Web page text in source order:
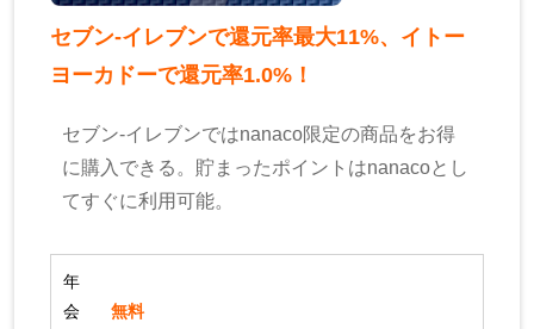
セブン-イレブンで還元率最大11%、イトー
ヨーカドーで還元率1.0%！
セブン-イレブンではnanaco限定の商品をお得
に購入できる。貯まったポイントはnanacoとし
てすぐに利用可能。
年
会
無料